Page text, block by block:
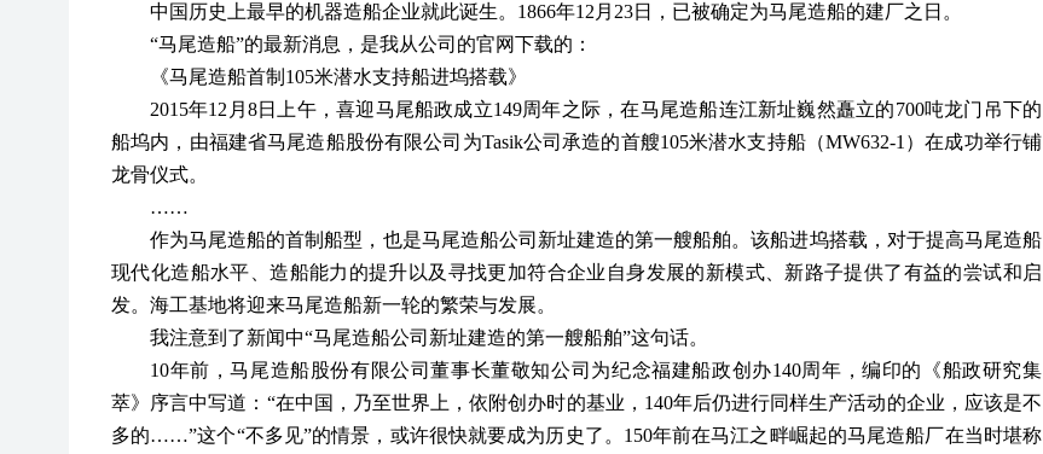
中国历史上最早的机器造船企业就此诞生。 1866年12月23日，已被确定为马尾造船的建厂之日。
“马尾造船”的最新消息，是我从公司的官网下载的：
《马尾造船首制 105米潜水支持船进坞搭载》
2015年12月8日上午，喜迎马尾船政成立149周年之际，在马尾造船连江新址巍然矗立的700吨龙门吊下的
船坞内，由福建省马尾造船股份有限公司为Tasik公司承造的首艘105米潜水支持船（MW632-1）在成功举行铺
龙骨仪式。
……
作为马尾造船的首制船型，也是马尾造船公司新址建造的第一艘船舶。该船进坞搭载，对于提高马尾造船
现代化造船水平、造船能力的提升以及寻找更加符合企业自身发展的新模式、新路子提供了有益的尝试和启
发。海工基地将迎来马尾造船新一轮的繁荣与发展。
我注意到了新闻中“马尾造船公司新址建造的第一艘船舶”这句话。
10年前，马尾造船股份有限公司董事长董敬知公司为纪念福建船政创办140周年，编印的《船政研究集
萃》序言中写道：“在中国，乃至世界上，依附创办时的基业，140年后仍进行同样生产活动的企业，应该是不
多的……”这个“不多见”的情景，或许很快就要成为历史了。150年前在马江之畔崛起的马尾造船厂在当时堪称